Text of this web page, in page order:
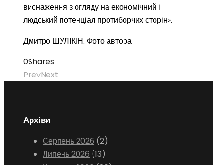
виснаження з огляду на економічний і
людський потенціал протиборчих сторін».
Дмитро ШУЛІКІН. Фото автора
0Shares
PrevNext
Архіви
Серпень 2026 (2)
Липень 2026 (13)